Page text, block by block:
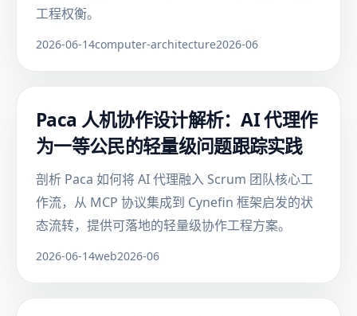
工程权衡。
2026-06-14computer-architecture2026-06
Paca 人机协作设计解析：AI 代理作
为一等公民的轻量级问题跟踪实践
剖析 Paca 如何将 AI 代理融入 Scrum 团队核心工
作流，从 MCP 协议集成到 Cynefin 框架启发的状
态流转，提供可落地的轻量级协作工程方案。
2026-06-14web2026-06